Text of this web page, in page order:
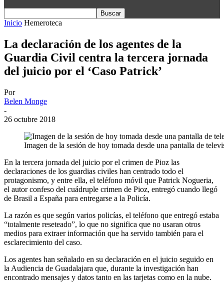
Inicio Hemeroteca
La declaración de los agentes de la
Guardia Civil centra la tercera jornada
del juicio por el ‘Caso Patrick’
Por
Belen Monge
-
26 octubre 2018
Imagen de la sesión de hoy tomada desde una pantalla de
En la tercera jornada del juicio por el crimen de Pioz las
declaraciones de los guardias civiles han centrado todo el
protagonismo, y entre ella, el teléfono móvil que Patrick Nogueria,
el autor confeso del cuádruple crimen de Pioz, entregó cuando llegó
de Brasil a España para entregarse a la Policía.
La razón es que según varios policías, el teléfono que entregó estaba
“totalmente reseteado”, lo que no significa que no usaran otros
medios para extraer información que ha servido también para el
esclarecimiento del caso.
Los agentes han señalado en su declaración en el juicio seguido en
la Audiencia de Guadalajara que, durante la investigación han
encontrado mensajes y datos tanto en las tarjetas como en la nube.